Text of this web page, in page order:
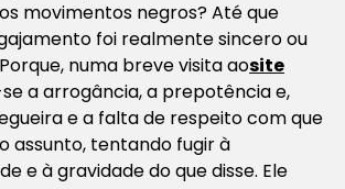
movimentos negros? Até que
foi realmente sincero ou
numa breve visita aosite
a arrogância, a prepotência e,
e a falta de respeito com que
assunto, tentando fugir à
e à gravidade do que disse. Ele